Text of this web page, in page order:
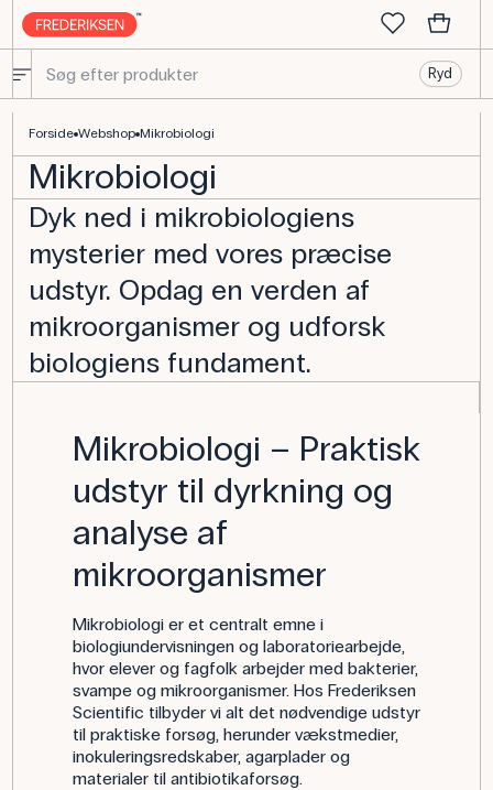
Ryd
Forside Webshop Mikrobiologi
Mikrobiologi
Dyk ned i mikrobiologiens
mysterier med vores præcise
udstyr. Opdag en verden af
mikroorganismer og udforsk
biologiens fundament.
Mikrobiologi – Praktisk
udstyr til dyrkning og
analyse af
mikroorganismer
Mikrobiologi er et centralt emne i
biologiundervisningen og laboratoriearbejde,
hvor elever og fagfolk arbejder med bakterier,
svampe og mikroorganismer. Hos Frederiksen
Scientific tilbyder vi alt det nødvendige udstyr
til praktiske forsøg, herunder vækstmedier,
inokuleringsredskaber, agarplader og
materialer til antibiotikaforsøg.